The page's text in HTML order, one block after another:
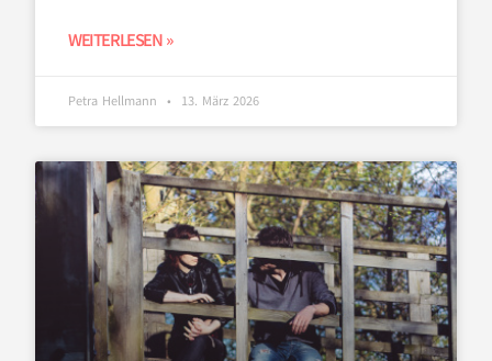
WEITERLESEN »
Petra Hellmann 13. März 2026